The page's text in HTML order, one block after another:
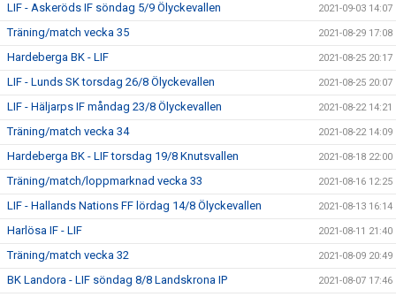
LIF - Askeröds IF söndag 5/9 Ölyckevallen 2021-09-03 14:07
Träning/match vecka 35 2021-08-29 17:08
Hardeberga BK - LIF 2021-08-25 20:17
LIF - Lunds SK torsdag 26/8 Ölyckevallen 2021-08-25 20:07
LIF - Häljarps IF måndag 23/8 Ölyckevallen 2021-08-22 14:21
Träning/match vecka 34 2021-08-22 14:09
Hardeberga BK - LIF torsdag 19/8 Knutsvallen 2021-08-18 22:00
Träning/match/loppmarknad vecka 33 2021-08-16 12:25
LIF - Hallands Nations FF lördag 14/8 Ölyckevallen 2021-08-13 16:14
Harlösa IF - LIF 2021-08-11 21:40
Träning/match vecka 32 2021-08-09 20:49
BK Landora - LIF söndag 8/8 Landskrona IP 2021-08-07 17:46